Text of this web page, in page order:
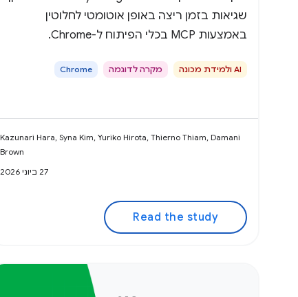
שגיאות בזמן ריצה באופן אוטומטי לחלוטין
באמצעות MCP בכלי הפיתוח ל-Chrome.
AI ולמידת מכונה מקרה לדוגמה Chrome
Kazunari Hara, Syna Kim, Yuriko Hirota, Thierno Thiam, Damani
Brown
27 ביוני 2026
Read the study